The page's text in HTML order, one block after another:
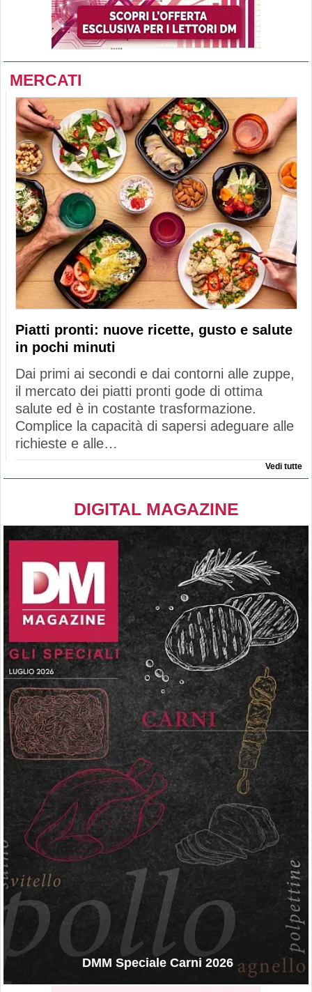
MERCATI
Piatti pronti: nuove ricette, gusto e salute
in pochi minuti
Dai primi ai secondi e dai contorni alle zuppe,
il mercato dei piatti pronti gode di ottima
salute ed è in costante trasformazione.
Complice la capacità di sapersi adeguare alle
richieste e alle…
Vedi tutte
DIGITAL MAGAZINE
DMM Speciale Carni 2026